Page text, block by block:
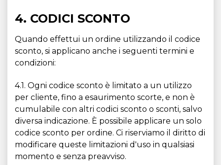
4. CODICI SCONTO
Quando effettui un ordine utilizzando il codice
sconto, si applicano anche i seguenti termini e
condizioni:
4.1. Ogni codice sconto è limitato a un utilizzo
per cliente, fino a esaurimento scorte, e non è
cumulabile con altri codici sconto o sconti, salvo
diversa indicazione. È possibile applicare un solo
codice sconto per ordine. Ci riserviamo il diritto di
modificare queste limitazioni d'uso in qualsiasi
momento e senza preavviso.